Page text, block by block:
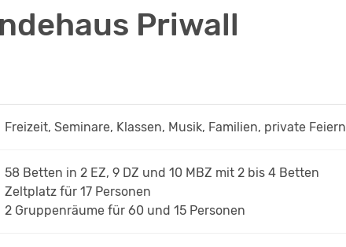
Priwall
Freizeit, Seminare, Klassen, Musik, Familien, private Feiern
58 Betten in 2 EZ, 9 DZ und 10 MBZ mit 2 bis 4 Betten
Zeltplatz für 17 Personen
2 Gruppenräume für 60 und 15 Personen